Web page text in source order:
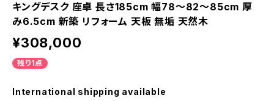
キングデスク 座卓 長さ185cm 幅78～82～85cm 厚
み6.5cm 新築 リフォーム 天板 無垢 天然木
¥308,000
残り1点
International shipping available